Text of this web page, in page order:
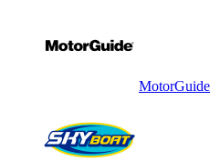
MotorGuide